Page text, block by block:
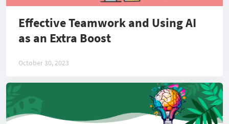
Effective Teamwork and Using AI
as an Extra Boost
October 30, 2023